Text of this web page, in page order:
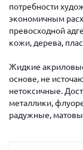
потребности
экономичным
превосходной
кожи, дерева,
Жидкие
основе, не
нетоксичные.
металлики,
радужные,